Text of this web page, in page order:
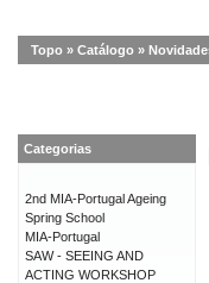
Topo » Catálogo »
Categorias
2nd MIA-Portugal Ageing
Spring School
MIA-Portugal
SAW - SEEING AND
ACTING WORKSHOP